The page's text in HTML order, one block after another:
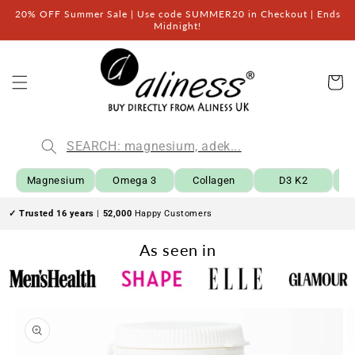
do
20% OFF Summer Sale | Use code SUMMER20 in Checkout | Ends
Midnight!
Magnesium Omega 3 Collagen D3 K2
✓ Trusted 16 years | 52,000 Happy Customers
As seen in
Pomiń,
do
informacji